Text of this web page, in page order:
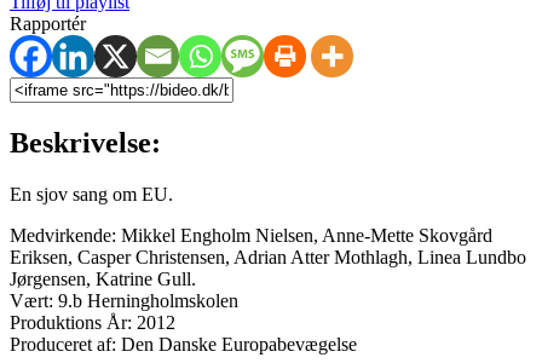
Rapportér
Beskrivelse:
En sjov sang om EU.
Medvirkende: Mikkel Engholm Nielsen, Anne-Mette Skovgård
Eriksen, Casper Christensen, Adrian Atter Mothlagh, Linea Lundbo
Jørgensen, Katrine Gull.
Vært: 9.b Herningholmskolen
Produktions År: 2012
Produceret af: Den Danske Europabevægelse